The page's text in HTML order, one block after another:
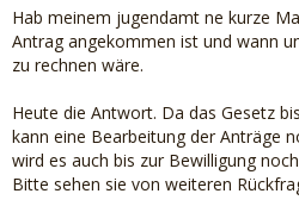
Hab meinem jugendamt ne kurze
Antrag angekommen ist und wann
zu rechnen wäre.
Heute die Antwort. Da das Gesetz
kann eine Bearbeitung der Anträge
wird es auch bis zur Bewilligung
Bitte sehen sie von weiteren